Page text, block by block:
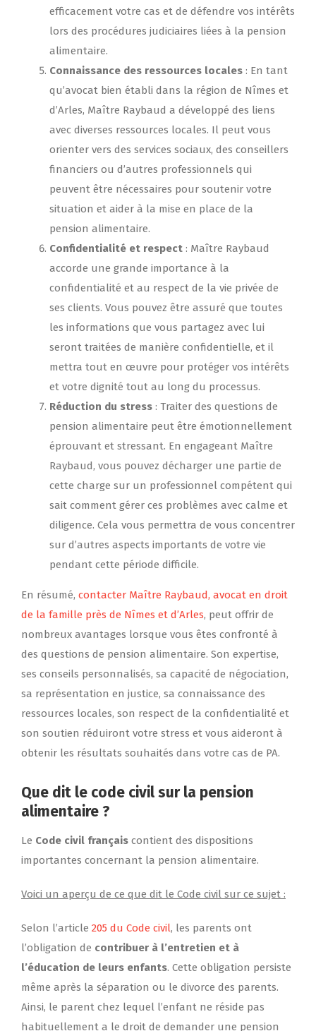
efficacement votre cas et de défendre vos intérêts
lors des procédures judiciaires liées à la pension
alimentaire.
Connaissance des ressources locales : En tant
qu’avocat bien établi dans la région de Nîmes et
d’Arles, Maître Raybaud a développé des liens
avec diverses ressources locales. Il peut vous
orienter vers des services sociaux, des conseillers
financiers ou d’autres professionnels qui
peuvent être nécessaires pour soutenir votre
situation et aider à la mise en place de la
pension alimentaire.
Confidentialité et respect : Maître Raybaud
accorde une grande importance à la
confidentialité et au respect de la vie privée de
ses clients. Vous pouvez être assuré que toutes
les informations que vous partagez avec lui
seront traitées de manière confidentielle, et il
mettra tout en œuvre pour protéger vos intérêts
et votre dignité tout au long du processus.
Réduction du stress : Traiter des questions de
pension alimentaire peut être émotionnellement
éprouvant et stressant. En engageant Maître
Raybaud, vous pouvez décharger une partie de
cette charge sur un professionnel compétent qui
sait comment gérer ces problèmes avec calme et
diligence. Cela vous permettra de vous concentrer
sur d’autres aspects importants de votre vie
pendant cette période difficile.
En résumé, contacter Maître Raybaud, avocat en droit
de la famille près de Nîmes et d’Arles, peut offrir de
nombreux avantages lorsque vous êtes confronté à
des questions de pension alimentaire. Son expertise,
ses conseils personnalisés, sa capacité de négociation,
sa représentation en justice, sa connaissance des
ressources locales, son respect de la confidentialité et
son soutien réduiront votre stress et vous aideront à
obtenir les résultats souhaités dans votre cas de PA.
Que dit le code civil sur la pension
alimentaire ?
Le Code civil français contient des dispositions
importantes concernant la pension alimentaire.
Voici un aperçu de ce que dit le Code civil sur ce sujet :
Selon l’article 205 du Code civil, les parents ont
l’obligation de contribuer à l’entretien et à
l’éducation de leurs enfants. Cette obligation persiste
même après la séparation ou le divorce des parents.
Ainsi, le parent chez lequel l’enfant ne réside pas
habituellement a le droit de demander une pension